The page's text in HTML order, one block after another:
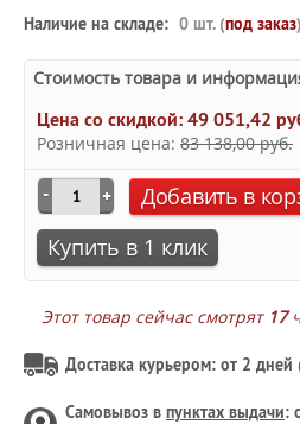
Наличие на складе: 0 шт. (под заказ)
Стоимость товара и
Цена со скидкой:49 051,42
Розничная цена: 83 138,00 руб.
Добавить в
Купить в 1 клик
Этот товар сейчас смотрят 17
Доставка курьером: от 2 дней
Самовывоз в пунктах выдачи: